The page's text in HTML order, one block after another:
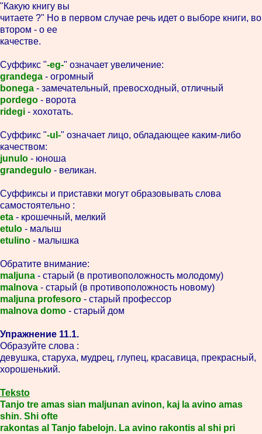
"Какую книгу вы
читаете ?" Но в первом случае речь идет о выборе книги, во
втором - о ее
качестве.
Суффикс "-eg-" означает увеличение:
grandega - огромный
bonega - замечательный, превосходный, отличный
pordego - ворота
ridegi - хохотать.
Суффикс "-ul-" означает лицо, обладающее каким-либо
качеством:
junulo - юноша
grandegulo - великан.
Суффиксы и приставки могут образовывать слова
самостоятельно :
eta - крошечный, мелкий
etulo - малыш
etulino - малышка
Обратите внимание:
maljuna - старый (в противоположность молодому)
malnova - старый (в противоположность новому)
maljuna profesoro - старый профессор
malnova domo - старый дом
Упражнение 11.1.
Образуйте слова :
девушка, старуха, мудрец, глупец, красавица, прекрасный,
хорошенький.
Teksto
Tanjo tre amas sian maljunan avinon, kaj la avino amas
shin. Shi ofte
rakontas al Tanjo fabelojn. La avino rakontis al shi pri